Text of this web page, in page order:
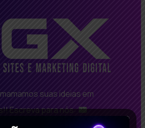
suas ideias em
Escreva para nós: